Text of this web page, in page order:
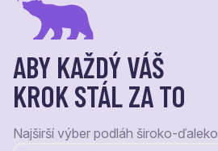
ABY KAŽDÝ VÁŠ
KROK STÁL ZA TO
Najširší výber podláh široko-ďaleko